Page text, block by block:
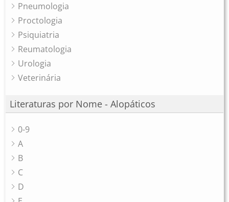
Pneumologia
Proctologia
Psiquiatria
Reumatologia
Urologia
Veterinária
Literaturas por Nome - Alopáticos
0-9
A
B
C
D